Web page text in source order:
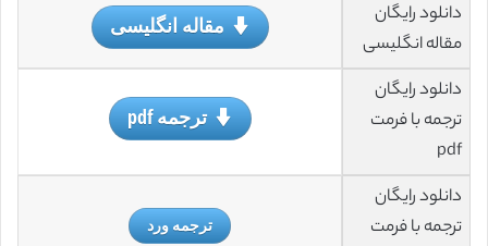
دانلود رایگان
مقاله انگلیسی
مقاله انگلیسی
دانلود رایگان
ترجمه با فرمت
pdf
ترجمه pdf
دانلود رایگان
ترجمه با فرمت
ترجمه ورد